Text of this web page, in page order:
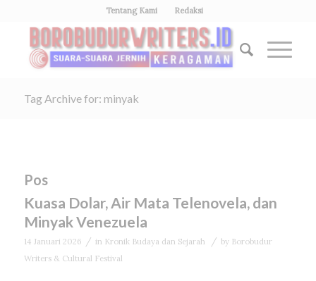
Tentang Kami Redaksi
Tag Archive for: minyak
Pos
Kuasa Dolar, Air Mata Telenovela, dan
Minyak Venezuela
14 Januari 2026 / in Kronik Budaya dan Sejarah / by Borobudur
Writers & Cultural Festival